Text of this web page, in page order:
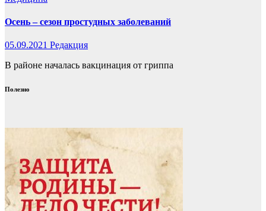
Осень – сезон простудных заболеваний
05.09.2021 Редакция
В районе началась вакцинация от гриппа
Полезно